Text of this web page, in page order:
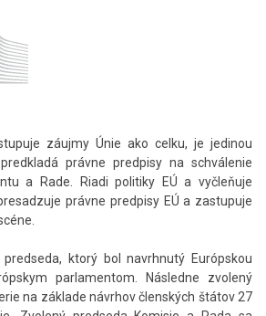
záujmy Únie ako celku, je jedinou
právne predpisy na schválenie
a Rade. Riadi politiky EÚ a vyčleňuje
právne predpisy EÚ a zastupuje
ktorý bol navrhnutý Európskou
parlamentom. Následne zvolený
na základe návrhov členských štátov 27